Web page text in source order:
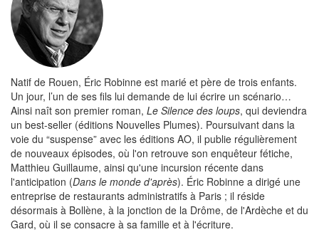
Natif de Rouen, Éric Robinne est marié et père de trois enfants.
Un jour, l’un de ses fils lui demande de lui écrire un scénario…
Ainsi naît son premier roman, Le Silence des loups, qui deviendra
un best-seller (éditions Nouvelles Plumes). Poursuivant dans la
voie du “suspense” avec les éditions AO, il publie régulièrement
de nouveaux épisodes, où l'on retrouve son enquêteur fétiche,
Matthieu Guillaume, ainsi qu'une incursion récente dans
l'anticipation (Dans le monde d'après). Éric Robinne a dirigé une
entreprise de restaurants administratifs à Paris ; il réside
désormais à Bollène, à la jonction de la Drôme, de l'Ardèche et du
Gard, où il se consacre à sa famille et à l'écriture.